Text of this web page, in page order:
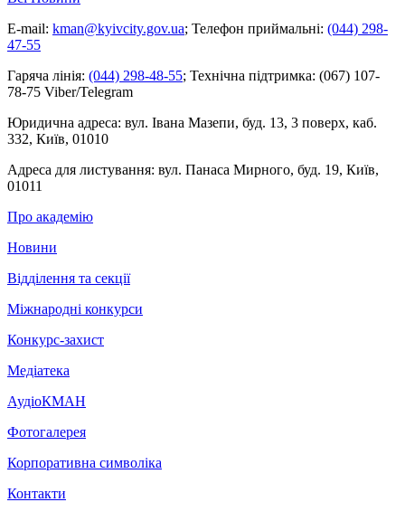
E-mail: kman@kyivcity.gov.ua; Телефон приймальні: (044) 298-
47-55
Гаряча лінія: (044) 298-48-55; Технічна підтримка: (067) 107-
78-75 Viber/Telegram
Юридична адреса: вул. Івана Мазепи, буд. 13, 3 поверх, каб.
332, Київ, 01010
Адреса для листування: вул. Панаса Мирного, буд. 19, Київ,
01011
Про академію
Новини
Відділення та секції
Міжнародні конкурси
Конкурс-захист
Медіатека
АудіоКМАН
Фотогалерея
Корпоративна символіка
Контакти